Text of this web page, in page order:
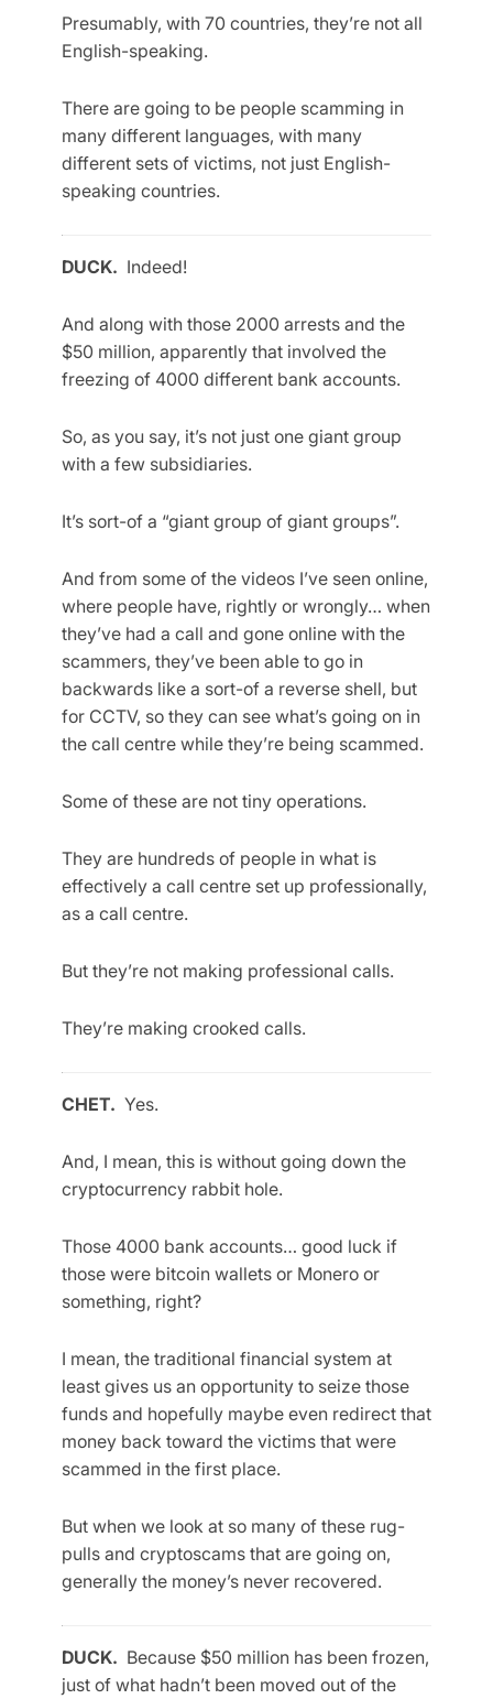
Presumably, with 70 countries, they’re not all
English-speaking.
There are going to be people scamming in
many different languages, with many
different sets of victims, not just English-
speaking countries.
DUCK. Indeed!
And along with those 2000 arrests and the
$50 million, apparently that involved the
freezing of 4000 different bank accounts.
So, as you say, it’s not just one giant group
with a few subsidiaries.
It’s sort-of a “giant group of giant groups”.
And from some of the videos I’ve seen online,
where people have, rightly or wrongly… when
they’ve had a call and gone online with the
scammers, they’ve been able to go in
backwards like a sort-of a reverse shell, but
for CCTV, so they can see what’s going on in
the call centre while they’re being scammed.
Some of these are not tiny operations.
They are hundreds of people in what is
effectively a call centre set up professionally,
as a call centre.
But they’re not making professional calls.
They’re making crooked calls.
CHET. Yes.
And, I mean, this is without going down the
cryptocurrency rabbit hole.
Those 4000 bank accounts… good luck if
those were bitcoin wallets or Monero or
something, right?
I mean, the traditional financial system at
least gives us an opportunity to seize those
funds and hopefully maybe even redirect that
money back toward the victims that were
scammed in the first place.
But when we look at so many of these rug-
pulls and cryptoscams that are going on,
generally the money’s never recovered.
DUCK. Because $50 million has been frozen,
just of what hadn’t been moved out of the